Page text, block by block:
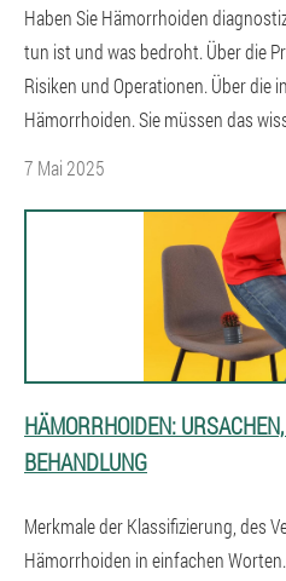
Haben Sie Hämorrhoiden
tun ist und was bedroht. Über die
Risiken und Operationen. Über die
Hämorrhoiden. Sie müssen das
7 Mai 2025
HÄMORRHOIDEN:
BEHANDLUNG
Merkmale der Klassifizierung, des
Hämorrhoiden in einfachen